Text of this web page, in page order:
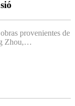
provenientes de
Zhou,…